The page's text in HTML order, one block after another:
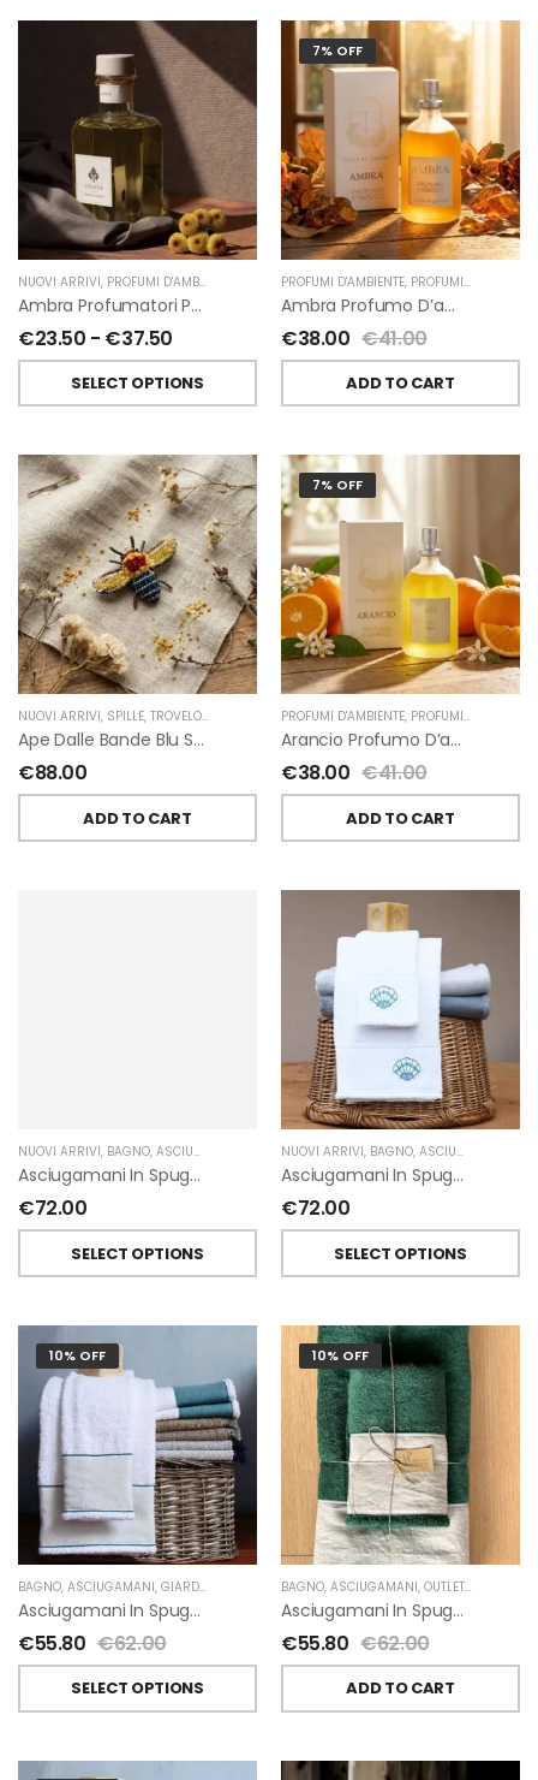
NUOVI ARRIVI, PROFUMI D'AMBIENTE PROFUMATORI A BASTONCINI ,CHIARA FIRENZE
Ambra Profumatori Per Ambiente A Bastoncini Di Chiara Firenze
€23.50 - €37.50
SELECT OPTIONS
7% OFF
PROFUMI D'AMBIENTE, PROFUMI D'AMBIENTE FIORIRA' UN GIARDINO
Ambra Profumo D’ambiente Di Fiorirà Un Giardino
€38.00 €41.00
ADD TO CART
NUOVI ARRIVI, SPILLE, TROVELORE
Ape Dalle Bande Blu Spilla Decorata A Mano Di Trovelore
€88.00
ADD TO CART
7% OFF
PROFUMI D'AMBIENTE, PROFUMI D'AMBIENTE FIORIRA' UN GIARDINO
Arancio Profumo D’ambiente Di Fiorirà Un Giardino
€38.00 €41.00
ADD TO CART
NUOVI ARRIVI, BAGNO, ASCIUGAMANI GIARDINO SEGRETO
Asciugamani In Spugna Con Fiori In Lino Applicati Di Giardino Segreto.
€72.00
SELECT OPTIONS
NUOVI ARRIVI, BAGNO, ASCIUGAMANI
Asciugamani In Spugna Con Ricami Marini Di Giardino Segreto.
€72.00
SELECT OPTIONS
10% OFF
BAGNO, ASCIUGAMANI, GIARDINO SEGRETO
Asciugamani In Spugna E Lino Di Giardino Segreto
€55.80 €62.00
SELECT OPTIONS
10% OFF
BAGNO, ASCIUGAMANI, OUTLET,
Asciugamani In Spugna E Lino Di Giardino Segreto
€55.80 €62.00
ADD TO CART